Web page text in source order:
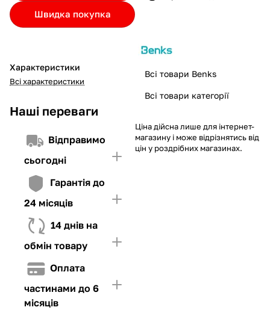
Швидка покупка
Характеристики
Всі характеристики
Наші переваги
Відправимо
сьогодні
Гарантія до
24 місяців
14 днів на
обмін товару
Оплата
частинами до 6
місяців
Якщо ліміт нижчий за вартість товару, невистачаючу суму
потрібно внести Першим внеском
та Першого внеску (у разі потреби)
Всі товари Benks
Всі товари категорії
Ціна дійсна лише для інтернет-
магазину і може відрізнятись від
цін у роздрібних магазинах.